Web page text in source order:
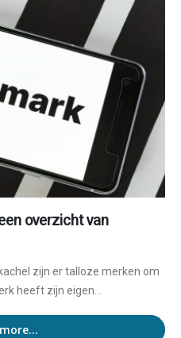
overzicht van
zijn er talloze merken om
heeft zijn eigen...